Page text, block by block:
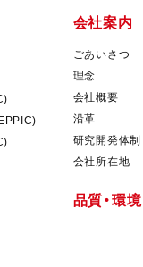
会社案内
ごあいさつ
理念
会社概要
沿革
研究開発体制
会社所在地
品質・環境